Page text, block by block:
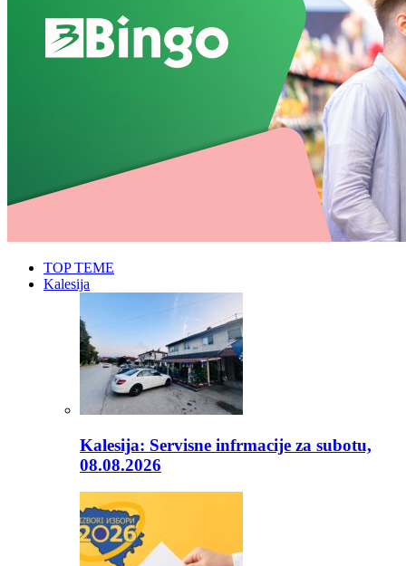
TOP TEME
Kalesija
Kalesija: Servisne infrmacije za subotu,
08.08.2026